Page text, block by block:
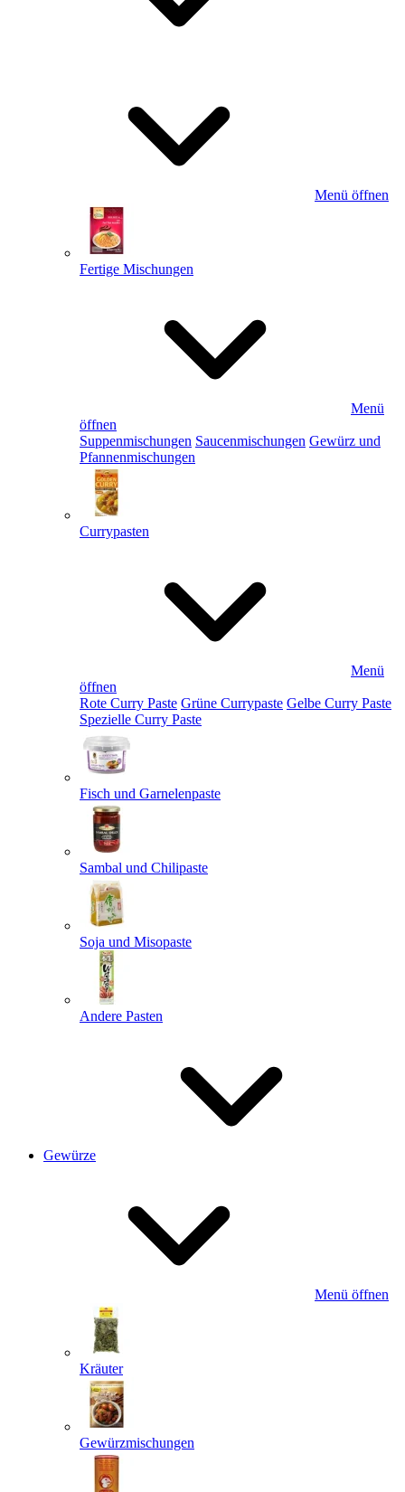
Menü öffnen
Fertige Mischungen
Menü
öffnen
Suppenmischungen Saucenmischungen Gewürz und
Pfannenmischungen
Currypasten
Menü
öffnen
Rote Curry Paste Grüne Currypaste Gelbe Curry Paste
Spezielle Curry Paste
Fisch und Garnelenpaste
Sambal und Chilipaste
Soja und Misopaste
Andere Pasten
Gewürze
Menü öffnen
Kräuter
Gewürzmischungen